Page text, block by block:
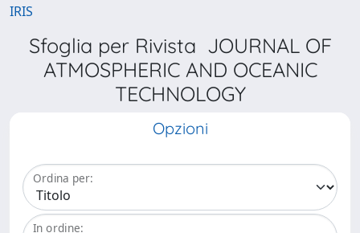
IRIS
Sfoglia per Rivista JOURNAL OF
ATMOSPHERIC AND OCEANIC
TECHNOLOGY
Opzioni
Ordina per:
In ordine: